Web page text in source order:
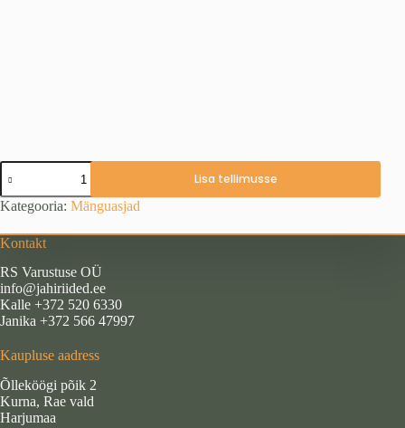
Kaisuloom
“Kass”
(30
cm),
lamav
Lisa tellimusse
Kategooria: Mänguasjad
Kontakt
RS Varustuse OÜ
info@jahiriided.ee
Kalle +372 520 6330
Janika +372 566 47997
Kaupluse aadress
Õlleköögi põik 2
Kurna, Rae vald
Harjumaa